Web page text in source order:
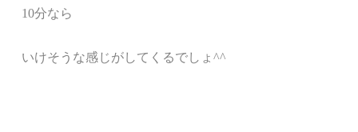
10分なら
いけそうな感じがしてくるでしょ^^